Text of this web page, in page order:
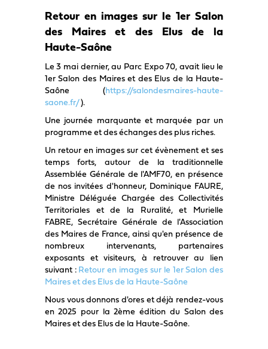
Retour en images sur le 1er Salon
des Maires et des Elus de la
Haute-Saône
Le 3 mai dernier, au Parc Expo 70, avait lieu le
1er Salon des Maires et des Elus de la Haute-
Saône (https://salondesmaires-haute-
saone.fr/).
Une journée marquante et marquée par un
programme et des échanges des plus riches.
Un retour en images sur cet évènement et ses
temps forts, autour de la traditionnelle
Assemblée Générale de l'AMF70, en présence
de nos invitées d'honneur, Dominique FAURE,
Ministre Déléguée Chargée des Collectivités
Territoriales et de la Ruralité, et Murielle
FABRE, Secrétaire Générale de l'Association
des Maires de France, ainsi qu'en présence de
nombreux intervenants, partenaires
exposants et visiteurs, à retrouver au lien
suivant :Retour en images sur le 1er Salon des
Maires et des Elus de la Haute-Saône
Nous vous donnons d'ores et déjà rendez-vous
en 2025 pour la 2ème édition du Salon des
Maires et des Elus de la Haute-Saône.